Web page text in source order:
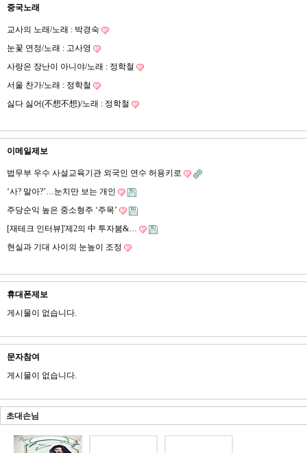
중국노래
교사의 노래/노래 : 박경숙
눈꽃 연정/노래 : 고사영
사랑은 장난이 아니야/노래 : 정학철
서울 찬가/노래 : 정학철
싫다 싫어(不想不想)/노래 : 정학철
이메일제보
법무부 우수 사설교육기관 외국인 연수 허용키로
‘사? 말아?’…눈치만 보는 개인
주당순익 높은 중소형주 ‘주목’
[재테크 인터뷰]'제2의 中 투자붐&…
현실과 기대 사이의 눈높이 조정
휴대폰제보
게시물이 없습니다.
문자참여
게시물이 없습니다.
초대손님